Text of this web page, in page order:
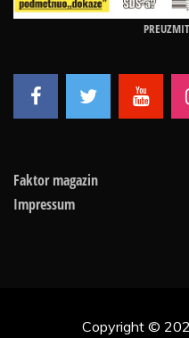
Faktor magazin
Impressum
Copyright ©